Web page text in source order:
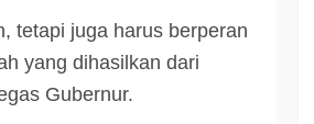
tetapi juga harus berperan
yang dihasilkan dari
Gubernur.